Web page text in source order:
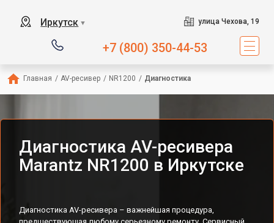
Иркутск ▼ улица Чехова, 19
+7 (800) 350-44-53
Главная / AV-ресивер / NR1200 / Диагностика
Диагностика AV-ресивера
Marantz NR1200 в Иркутске
Диагностика AV-ресивера – важнейшая процедура,